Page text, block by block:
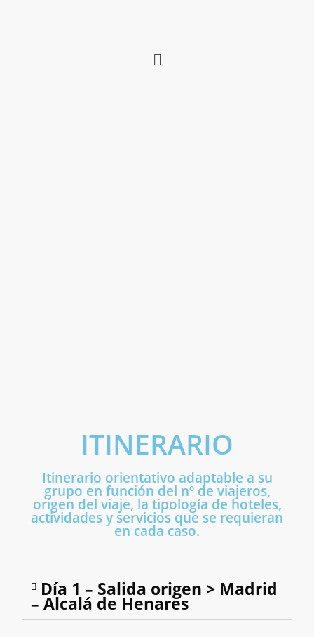
ITINERARIO
Itinerario orientativo adaptable a su
grupo en función del nº de viajeros,
origen del viaje, la tipología de hoteles,
actividades y servicios que se requieran
en cada caso.
Día 1 – Salida origen > Madrid
– Alcalá de Henares